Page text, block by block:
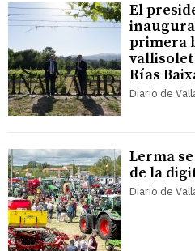
El
inaugura
primera
Rías
Diario de
Lerma
de la
Diario de